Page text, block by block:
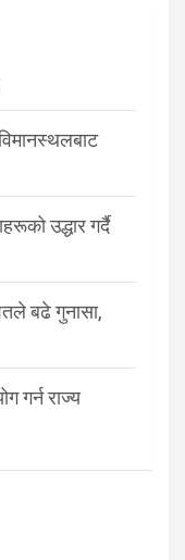
उद्धार गर्दै
बढे गुनासा,
गर्न राज्य